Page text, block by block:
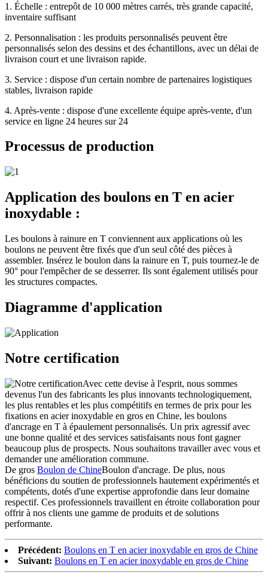
1. Échelle : entrepôt de 10 000 mètres carrés, très grande capacité,
inventaire suffisant
2. Personnalisation : les produits personnalisés peuvent être
personnalisés selon des dessins et des échantillons, avec un délai de
livraison court et une livraison rapide.
3. Service : dispose d'un certain nombre de partenaires logistiques
stables, livraison rapide
4. Après-vente : dispose d'une excellente équipe après-vente, d'un
service en ligne 24 heures sur 24
Processus de production
Application des boulons en T en acier
inoxydable :
Les boulons à rainure en T conviennent aux applications où les
boulons ne peuvent être fixés que d'un seul côté des pièces à
assembler. Insérez le boulon dans la rainure en T, puis tournez-le de
90° pour l'empêcher de se desserrer. Ils sont également utilisés pour
les structures compactes.
Diagramme d'application
Notre certification
Avec cette devise à l'esprit, nous sommes
devenus l'un des fabricants les plus innovants technologiquement,
les plus rentables et les plus compétitifs en termes de prix pour les
fixations en acier inoxydable en gros en Chine, les boulons
d'ancrage en T à épaulement personnalisés. Un prix agressif avec
une bonne qualité et des services satisfaisants nous font gagner
beaucoup plus de prospects. Nous souhaitons travailler avec vous et
demander une amélioration commune.
De gros Boulon de ChineBoulon d'ancrage. De plus, nous
bénéficions du soutien de professionnels hautement expérimentés et
compétents, dotés d'une expertise approfondie dans leur domaine
respectif. Ces professionnels travaillent en étroite collaboration pour
offrir à nos clients une gamme de produits et de solutions
performante.
Précédent: Boulons en T en acier inoxydable en gros de Chine
Suivant: Boulons en T en acier inoxydable en gros de Chine